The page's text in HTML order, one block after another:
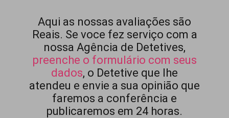
Aqui as nossas avaliações são
Reais. Se voce fez serviço com a
nossa Agência de Detetives,
preenche o formulário com seus
dados, o Detetive que lhe
atendeu e envie a sua opinião que
faremos a conferência e
publicaremos em 24 horas.